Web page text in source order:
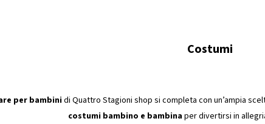
Costumi
per bambinidi Quattro Stagioni shop si completa con un’ampia
costumi bambino e bambinaper divertirsi in